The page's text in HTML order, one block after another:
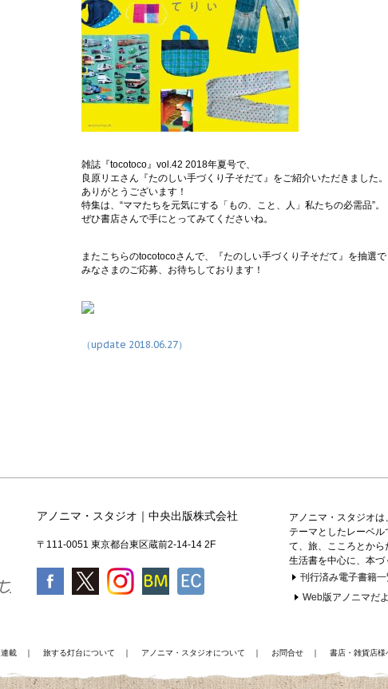
雑誌『tocotoco』vol.42 2018年夏号で、
良原リエさん『たのしい手づくり子そだて』をご紹介いただきました。
ありがとうございます！
特集は、“ママたちを元気にする「もの、こと、人」私たちの必需品”。
ぜひ書店さんで手にとってみてくださいね。
またこちらのtocotocoさんで、『たのしい手づくり子そだて』を抽選
みなさまのご応募、お待ちしております！
（update 2018.06.27）
アノニマ・スタジオ｜中央出版株式会社
〒111-0051 東京都台東区蔵前2-14-14 2F
アノニマ・スタジオ
テーマとしたレーベ
て、旅、こころとか
生活書を中心に、本づ
刊行済み電子書籍
Web版アノニマだ
連載｜ 旅する灯台について ｜ アノニマ・スタジオについて ｜ お問合せ｜ 書店・雑貨店様